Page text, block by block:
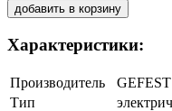
добавить в корзину
Характеристики:
Производитель
GEFEST
Тип